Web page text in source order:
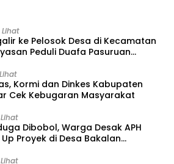
Lihat
ke Pelosok Desa di Kecamatan
Peduli Duafa Pasuruan
Kormi dan Dinkes Kabupaten
Cek Kebugaran Masyarakat
Dibobol, Warga Desak APH
Proyek di Desa Bakalan